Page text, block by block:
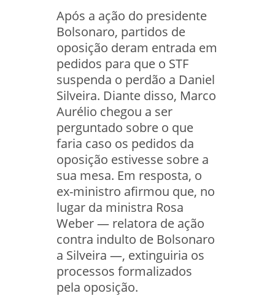
Após a ação do presidente
Bolsonaro, partidos de
oposição deram entrada em
pedidos para que o STF
suspenda o perdão a Daniel
Silveira. Diante disso, Marco
Aurélio chegou a ser
perguntado sobre o que
faria caso os pedidos da
oposição estivesse sobre a
sua mesa. Em resposta, o
ex-ministro afirmou que, no
lugar da ministra Rosa
Weber — relatora de ação
contra indulto de Bolsonaro
a Silveira —, extinguiria os
processos formalizados
pela oposição.